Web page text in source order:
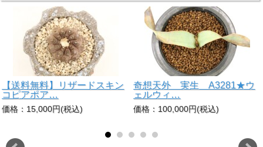
【送料無料】リザードスキン
コピアポア…
価格：15,000円(税込)
奇想天外 実生 A3281★ウ
ェルウィ…
価格：100,000円(税込)